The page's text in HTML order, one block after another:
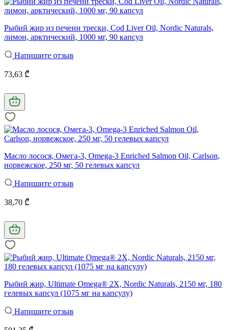
Рыбий жир из печени трески, Cod Liver Oil, Nordic Naturals,
лимон, арктический, 1000 мг, 90 капсул
Напишите отзыв
73,63 ₾
Масло лосося, Омега-3, Omega-3 Enriched Salmon Oil, Carlson,
норвежское, 250 мг, 50 гелевых капсул
Напишите отзыв
38,70 ₾
Рыбий жир, Ultimate Omega® 2X, Nordic Naturals, 2150 мг, 180
гелевых капсул (1075 мг на капсулу)
Напишите отзыв